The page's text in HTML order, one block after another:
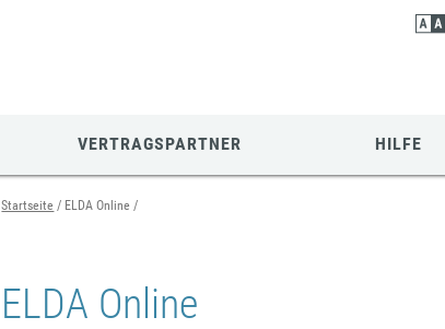
VERTRAGSPARTNER HILFE
Startseite ELDA Online
ELDA Online